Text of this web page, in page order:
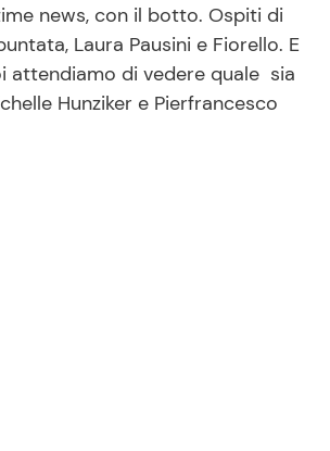
news, con il botto. Ospiti di
Laura Pausini e Fiorello. E
attendiamo di vedere quale sia
Hunziker e Pierfrancesco